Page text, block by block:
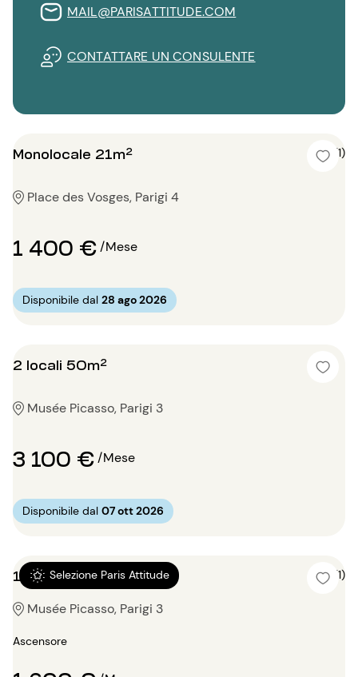
MAIL@PARISATTITUDE.COM
CONTATTARE UN CONSULENTE
Monolocale 21m² 5 (1)
Place des Vosges, Parigi 4
1 400 €/Mese
Disponibile dal 28 ago 2026
2 locali 50m²
Musée Picasso, Parigi 3
3 100 €/Mese
Disponibile dal 07 ott 2026
Selezione Paris Attitude
1 locale 23m² 5 (1)
Musée Picasso, Parigi 3
Ascensore